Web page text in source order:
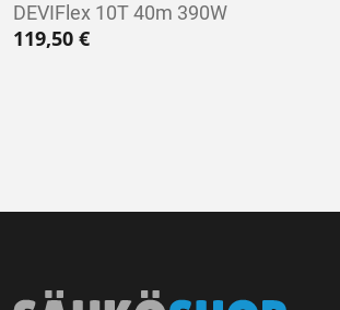
DEVIFlex 10T 40m 390W
119,50 €